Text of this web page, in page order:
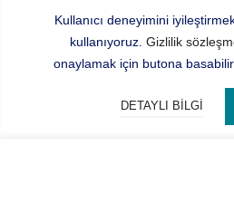
Kullanıcı deneyimini
kullanıyoruz. Gizlilik
onaylamak için butona
DETAYLI BILGI